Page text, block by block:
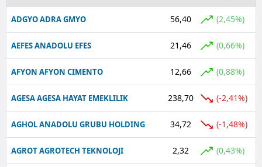
ADGYO ADRA GMYO 56,40 (2,45%)
AEFES ANADOLU EFES 21,46 (0,66%)
AFYON AFYON CIMENTO 12,66 (0,88%)
AGESA AGESA HAYAT EMEKLILIK 238,70 (-2,41%)
AGHOL ANADOLU GRUBU HOLDING 34,72 (-1,48%)
AGROT AGROTECH TEKNOLOJI 2,32 (0,43%)